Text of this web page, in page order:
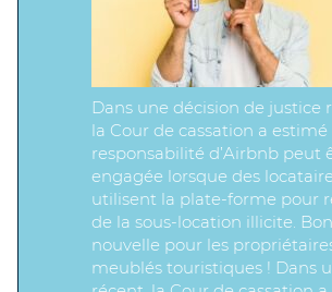
Dans une décision de justice
la Cour de cassation a estimé
responsabilité d’Airbnb peut
engagée lorsque des
utilisent la plate-forme pour
de la sous-location illicite.
nouvelle pour les
meublés touristiques ! Dans